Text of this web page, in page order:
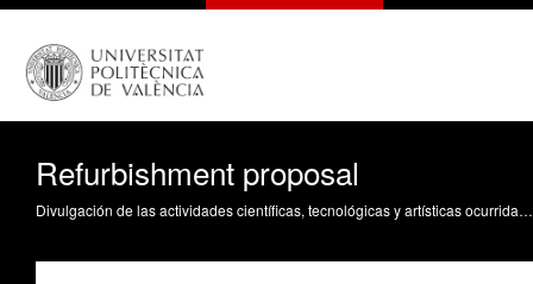
Refurbishment proposal
Divulgación de las actividades científicas, tecnológicas y artísticas ocurridas en los tres campus de la UPV